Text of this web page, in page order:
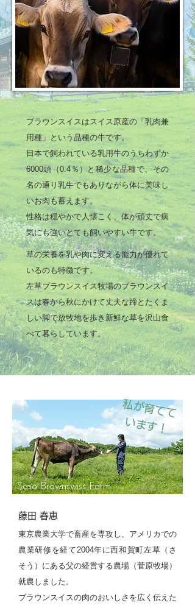
の楽しみです。 価格は100gあたり
1,450円（税別）の不定貫商品です。
切りたてのブレザオラで作るシャルキ
ュトリーボードは本当に美味しい＆楽
しいです！ ご注文はこちらから！ オ
ンラインショップ「左草ブラウンスイ
ス牧場」 https://saso-br
ブラウンスイスはスイス原産の「乳肉兼
用種」という品種の牛です。
日本で飼われている乳用牛のうちわずか
6000頭（0.4％）と稀少な品種で、その
名の通り乳牛でもありながら体に美味し
いお肉も蓄えます。
性格は穏やかで人懐こく、体が頑丈で病
気にも強いとても飼いやすい牛です。
草の栄養を乳や肉に変える能力が優れて
いるのも特徴です。
左草ブラウンスイス牧場のブラウンスイ
スは春から秋にかけて丈夫な蹄とたくま
しい脚で放牧地を歩き新鮮な草を沢山食
べて暮らしています。
Saso Brownswiss Farm
私
が
育
て
て
い
ま
す
！
藤田 春恵
東京農業大学で畜産を専攻し、アメリカでの
農業研修を経て2004年に西和賀町左草（さ
そう）にある父の経営する農場（菅原牧場）
就農しました。
ブラウンスイスの肉のおいしさを広く伝えた